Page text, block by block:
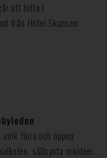
att hitta i
från Hotel Skansen:
flora och öppna
sällsynta orkidéer